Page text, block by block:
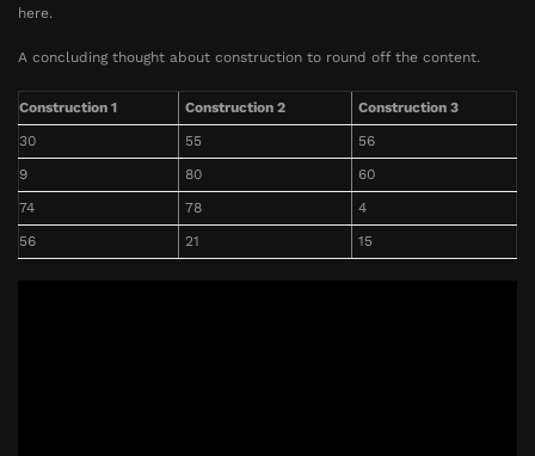
here.
A concluding thought about construction to round off the content.
Construction 1 Construction 2
Construction 3
30
55
56
9
80
60
74
78
4
56
21 15